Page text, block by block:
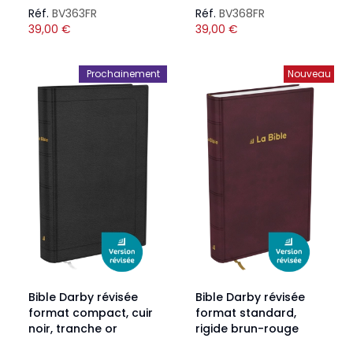
Réf. BV363FR
39,00 €
Réf. BV368FR
39,00 €
Prochainement
Bible Darby révisée
format compact, cuir
noir, tranche or
Nouveau
Bible Darby révisée
format standard,
rigide brun-rouge